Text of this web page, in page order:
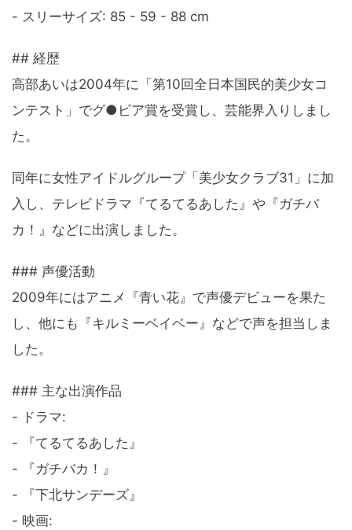
- スリーサイズ: 85 - 59 - 88 cm
## 経歴
高部あいは2004年に「第10回全日本国民的美少女コ
ンテスト」でグ●ビア賞を受賞し、芸能界入りしまし
た。
同年に女性アイドルグループ「美少女クラブ31」に加
入し、テレビドラマ『てるてるあした』や『ガチバ
カ！』などに出演しました。
### 声優活動
2009年にはアニメ『青い花』で声優デビューを果た
し、他にも『キルミーベイベー』などで声を担当しま
した。
### 主な出演作品
- ドラマ:
- 『てるてるあした』
- 『ガチバカ！』
- 『下北サンデーズ』
- 映画: